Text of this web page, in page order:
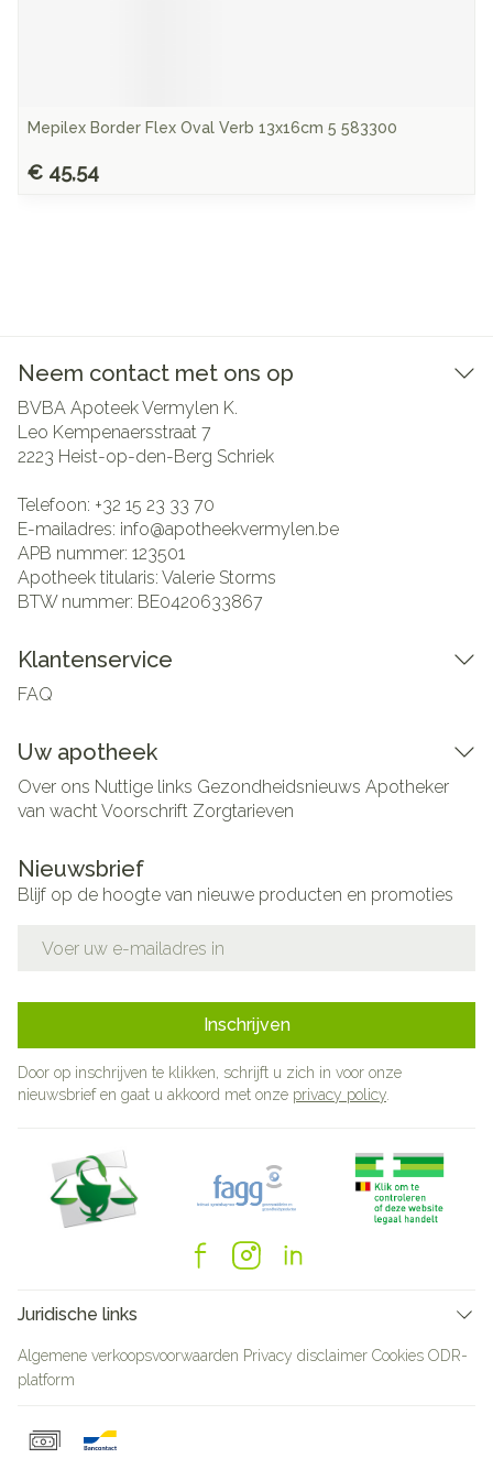
Mepilex Border Flex Oval Verb 13x16cm 5 583300
€ 45,54
Neem contact met ons op
BVBA Apoteek Vermylen K.
Leo Kempenaersstraat 7
2223 Heist-op-den-Berg Schriek
Telefoon: +32 15 23 33 70
E-mailadres: info@apotheekvermylen.be
APB nummer: 123501
Apotheek titularis: Valerie Storms
BTW nummer: BE0420633867
Klantenservice
FAQ
Uw apotheek
Over ons Nuttige links Gezondheidsnieuws Apotheker
van wachtVoorschrift Zorgtarieven
Nieuwsbrief
Blijf op de hoogte van nieuwe producten en promoties
Inschrijven
Door op inschrijven te klikken, schrijft u zich in voor onze
nieuwsbrief en gaat u akkoord met onze privacy policy
Juridische links
Algemene verkoopsvoorwaarden Privacy disclaimer Cookies ODR-
platform